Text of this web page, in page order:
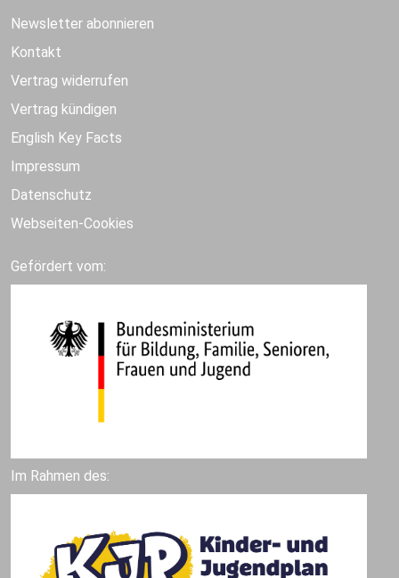
Newsletter abonnieren
Kontakt
Vertrag widerrufen
Vertrag kündigen
English Key Facts
Impressum
Datenschutz
Webseiten-Cookies
Gefördert vom:
Im Rahmen des: